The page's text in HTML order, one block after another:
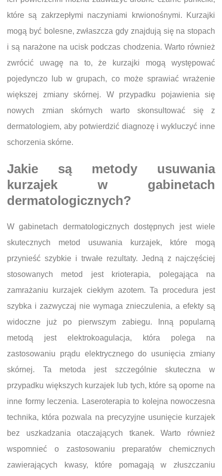
które są zakrzepłymi naczyniami krwionośnymi. Kurzajki
mogą być bolesne, zwłaszcza gdy znajdują się na stopach
i są narażone na ucisk podczas chodzenia. Warto również
zwrócić uwagę na to, że kurzajki mogą występować
pojedynczo lub w grupach, co może sprawiać wrażenie
większej zmiany skórnej. W przypadku pojawienia się
nowych zmian skórnych warto skonsultować się z
dermatologiem, aby potwierdzić diagnozę i wykluczyć inne
schorzenia skórne.
Jakie są metody usuwania
kurzajek w gabinetach
dermatologicznych?
W gabinetach dermatologicznych dostępnych jest wiele
skutecznych metod usuwania kurzajek, które mogą
przynieść szybkie i trwałe rezultaty. Jedną z najczęściej
stosowanych metod jest krioterapia, polegająca na
zamrażaniu kurzajek ciekłym azotem. Ta procedura jest
szybka i zazwyczaj nie wymaga znieczulenia, a efekty są
widoczne już po pierwszym zabiegu. Inną popularną
metodą jest elektrokoagulacja, która polega na
zastosowaniu prądu elektrycznego do usunięcia zmiany
skórnej. Ta metoda jest szczególnie skuteczna w
przypadku większych kurzajek lub tych, które są oporne na
inne formy leczenia. Laseroterapia to kolejna nowoczesna
technika, która pozwala na precyzyjne usunięcie kurzajek
bez uszkadzania otaczających tkanek. Warto również
wspomnieć o zastosowaniu preparatów chemicznych
zawierających kwasy, które pomagają w złuszczaniu